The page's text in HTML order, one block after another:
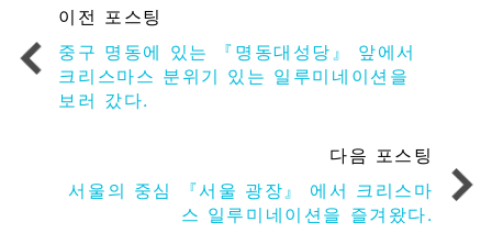
이전 포스팅
중구 명동에 있는 『명동대성당』 앞에서
크리스마스 분위기 있는 일루미네이션을
보러 갔다.
다음 포스팅
서울의 중심 『서울 광장』 에서 크리스마
스 일루미네이션을 즐겨왔다.